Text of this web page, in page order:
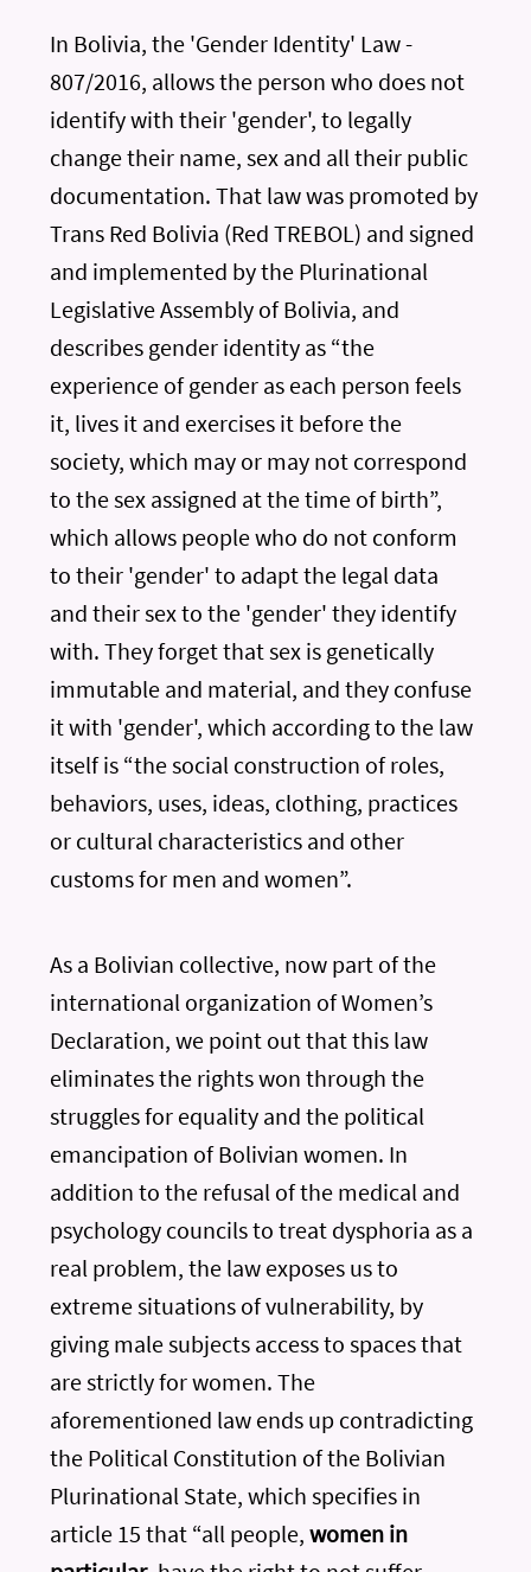
In Bolivia, the 'Gender Identity' Law -
807/2016, allows the person who does not
identify with their 'gender', to legally
change their name, sex and all their public
documentation. That law was promoted by
Trans Red Bolivia (Red TREBOL) and signed
and implemented by the Plurinational
Legislative Assembly of Bolivia, and
describes gender identity as “the
experience of gender as each person feels
it, lives it and exercises it before the
society, which may or may not correspond
to the sex assigned at the time of birth”,
which allows people who do not conform
to their 'gender' to adapt the legal data
and their sex to the 'gender' they identify
with. They forget that sex is genetically
immutable and material, and they confuse
it with 'gender', which according to the law
itself is “the social construction of roles,
behaviors, uses, ideas, clothing, practices
or cultural characteristics and other
customs for men and women”.
As a Bolivian collective, now part of the
international organization of Women’s
Declaration, we point out that this law
eliminates the rights won through the
struggles for equality and the political
emancipation of Bolivian women. In
addition to the refusal of the medical and
psychology councils to treat dysphoria as a
real problem, the law exposes us to
extreme situations of vulnerability, by
giving male subjects access to spaces that
are strictly for women. The
aforementioned law ends up contradicting
the Political Constitution of the Bolivian
Plurinational State, which specifies in
article 15 that “all people,women in